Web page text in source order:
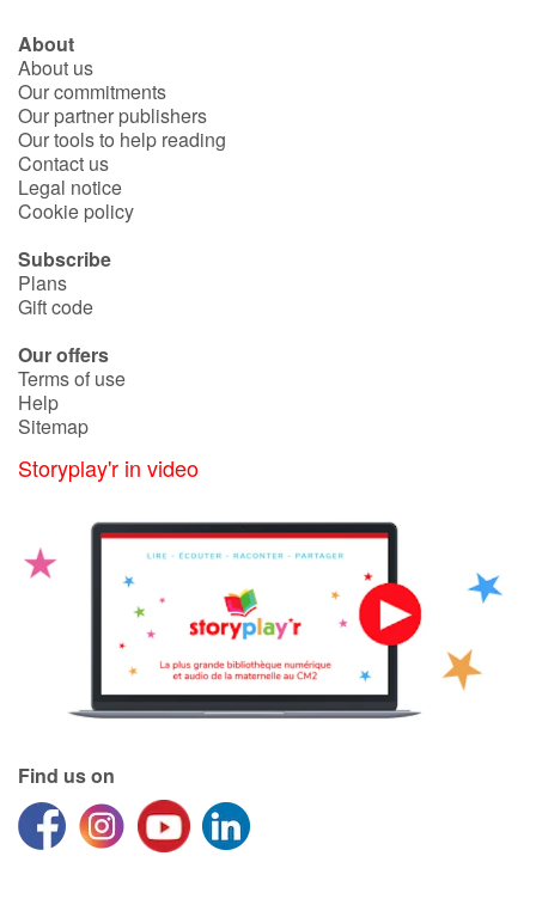
Learn french with Storyplay'r
French book lists for children
Reading for children
Dyslexia and reading disorders
About
About us
Our commitments
Our partner publishers
Our tools to help reading
Contact us
Legal notice
Cookie policy
Subscribe
Plans
Gift code
Our offers
Terms of use
Help
Sitemap
Storyplay'r in video
Find us on